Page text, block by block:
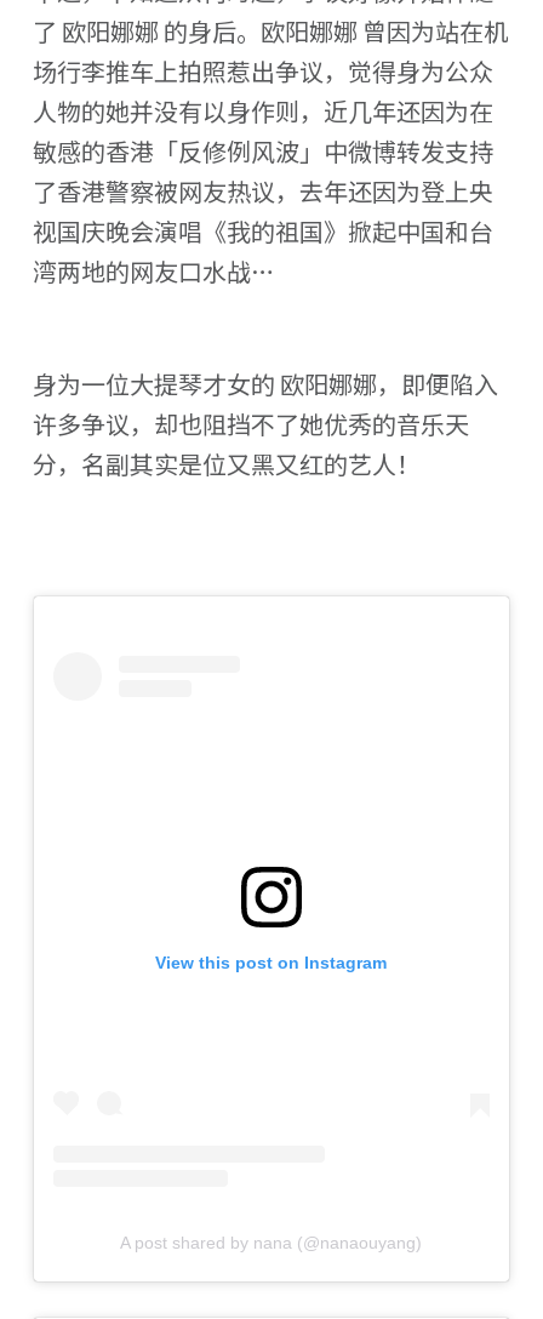
了 欧阳娜娜 的身后。欧阳娜娜 曾因为站在机
场行李推车上拍照惹出争议，觉得身为公众
人物的她并没有以身作则，近几年还因为在
敏感的香港「反修例风波」中微博转发支持
了香港警察被网友热议，去年还因为登上央
视国庆晚会演唱《我的祖国》掀起中国和台
湾两地的网友口水战…
身为一位大提琴才女的 欧阳娜娜，即便陷入
许多争议，却也阻挡不了她优秀的音乐天
分，名副其实是位又黑又红的艺人！
View this post on Instagram
A post shared by nana (@nanaouyang)